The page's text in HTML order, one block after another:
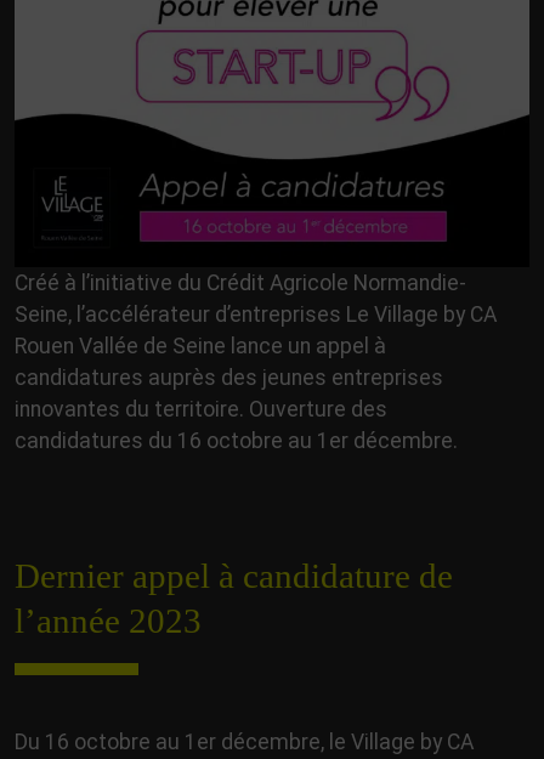
Créé à l’initiative du Crédit Agricole Normandie-
Seine, l’accélérateur d’entreprises Le Village by CA
Rouen Vallée de Seine lance un appel à
candidatures auprès des jeunes entreprises
innovantes du territoire. Ouverture des
candidatures du 16 octobre au 1er décembre.
Dernier appel à candidature de
l’année 2023
Du 16 octobre au 1er décembre, le Village by CA